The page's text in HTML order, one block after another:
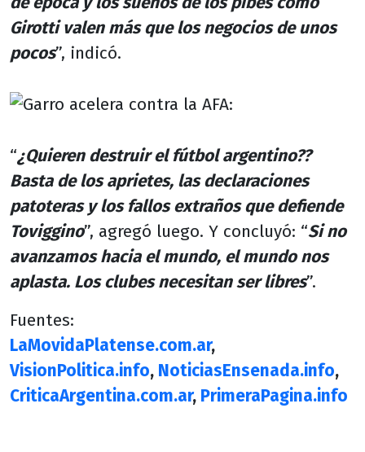
Girotti valen más que los negocios de unos
pocos”, indicó.
“¿Quieren destruir el fútbol argentino??
Basta de los aprietes, las declaraciones
patoteras y los fallos extraños que defiende
Toviggino”, agregó luego. Y concluyó: “Si no
avanzamos hacia el mundo, el mundo nos
aplasta. Los clubes necesitan ser libres”.
Fuentes:
LaMovidaPlatense.com.ar,
VisionPolitica.info, NoticiasEnsenada.info,
CriticaArgentina.com.ar, PrimeraPagina.info